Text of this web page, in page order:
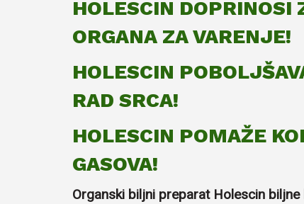
HOLESCIN DOPRINOSI
ORGANA ZA VARENJE!
HOLESCIN
RAD SRCA!
HOLESCIN POMAŽE
GASOVA!
Organski biljni preparat Holescin biljne